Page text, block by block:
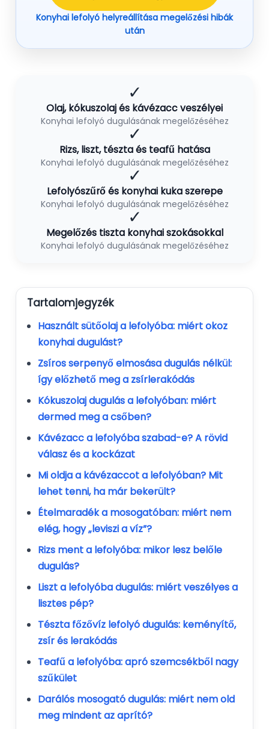
Konyhai lefolyó helyreállítása megelőzési hibák
után
✓
Olaj, kókuszolaj és kávézacc veszélyei
Konyhai lefolyó dugulásának megelőzéséhez
✓
Rizs, liszt, tészta és teafű hatása
Konyhai lefolyó dugulásának megelőzéséhez
✓
Lefolyószűrő és konyhai kuka szerepe
Konyhai lefolyó dugulásának megelőzéséhez
✓
Megelőzés tiszta konyhai szokásokkal
Konyhai lefolyó dugulásának megelőzéséhez
Tartalomjegyzék
Használt sütőolaj a lefolyóba: miért okoz
konyhai dugulást?
Zsíros serpenyő elmosása dugulás nélkül:
így előzhető meg a zsírlerakódás
Kókuszolaj dugulás a lefolyóban: miért
dermed meg a csőben?
Kávézacc a lefolyóba szabad-e? A rövid
válasz és a kockázat
Mi oldja a kávézaccot a lefolyóban? Mit
lehet tenni, ha már bekerült?
Ételmaradék a mosogatóban: miért nem
elég, hogy „leviszi a víz”?
Rizs ment a lefolyóba: mikor lesz belőle
dugulás?
Liszt a lefolyóba dugulás: miért veszélyes a
lisztes pép?
Tészta főzővíz lefolyó dugulás: keményítő,
zsír és lerakódás
Teafű a lefolyóba: apró szemcsékből nagy
szűkület
Darálós mosogató dugulás: miért nem old
meg mindent az aprító?